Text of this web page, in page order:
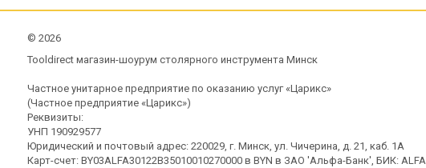
© 2026
Tooldirect магазин-шоурум столярного инструмента Минск
Частное унитарное предприятие по оказанию услуг «Царикс»
(Частное предприятие «Царикс»)
Реквизиты:
УНП 190929577
Юридический и почтовый адрес: 220029, г. Минск, ул. Чичерина, д. 21, каб. 1А
Карт-счет: BY03ALFA30122B35010010270000 в BYN в ЗАО 'Альфа-Банк', БИК: